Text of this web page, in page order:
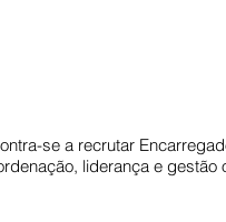
se a recrutar
liderança e gestão